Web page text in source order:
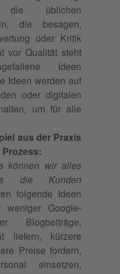
üblichen
die besagen,
oder Kritik
vor Qualität steht
Ideen
Ideen werden auf
oder digitalen
um für alle
aus der Praxis
können wir alles
die Kunden
folgende Ideen
weniger Google-
Blogbeiträge,
liefern, kürzere
Preise fordern,
einsetzen,